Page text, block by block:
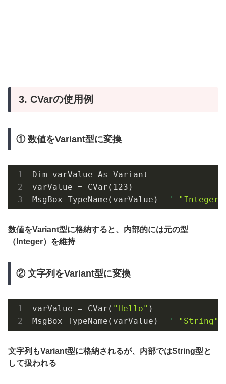
3. CVarの使用例
① 数値をVariant型に変換
Dim varValue As Variant
varValue = CVar(123)
MsgBox TypeName( varValue ) ' "Integer"
数値をVariant型に格納すると、内部的には元の型
（Integer）を維持
② 文字列をVariant型に変換
varValue = CVar( "Hello" )
MsgBox TypeName( varValue ) ' "String"
文字列もVariant型に格納されるが、内部ではString型と
して扱われる